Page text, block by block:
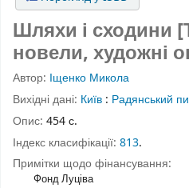
Шляхи і сходини
новели, художні
Автор: Іщенко Микола
Вихідні дані: Київ : Радянський
Опис: 454 с.
Індекс класифікації: 813.
Примітки щодо фінансування:
Фонд Луціва